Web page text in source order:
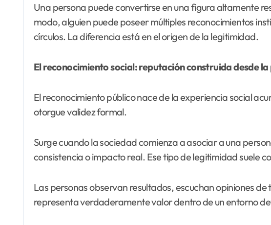
Una persona puede convertirse en una figura altamente
modo, alguien puede poseer múltiples reconocimientos
círculos. La diferencia está en el origen de la legitimidad.
El reconocimiento social: reputación construida desde
El reconocimiento público nace de la experiencia social
otorgue validez formal.
Surge cuando la sociedad comienza a asociar a una
consistencia o impacto real. Ese tipo de legitimidad suele
Las personas observan resultados, escuchan opiniones
representa verdaderamente valor dentro de un entorno